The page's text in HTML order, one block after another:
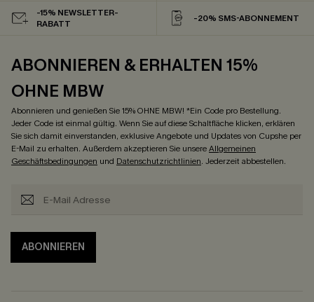
-15% NEWSLETTER-
RABATT
-20% SMS-ABONNEMENT
ABONNIEREN & ERHALTEN 15%
OHNE MBW
Abonnieren und genießen Sie 15% OHNE MBW! *Ein Code pro Bestellung.
Jeder Code ist einmal gültig. Wenn Sie auf diese Schaltfläche klicken, erklären
Sie sich damit einverstanden, exklusive Angebote und Updates von Cupshe per
E-Mail zu erhalten. Außerdem akzeptieren Sie unsereAllgemeinen
Geschäftsbedingungen und Datenschutzrichtlinien. Jederzeit abbestellen.
ABONNIEREN